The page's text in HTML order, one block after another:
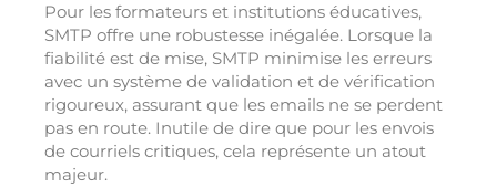
Pour les formateurs et institutions éducatives,
SMTP offre une robustesse inégalée. Lorsque la
fiabilité est de mise, SMTP minimise les erreurs
avec un système de validation et de vérification
rigoureux, assurant que les emails ne se perdent
pas en route. Inutile de dire que pour les envois
de courriels critiques, cela représente un atout
majeur.